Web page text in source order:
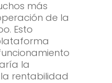
más
de la
Esto
la
rentabilidad